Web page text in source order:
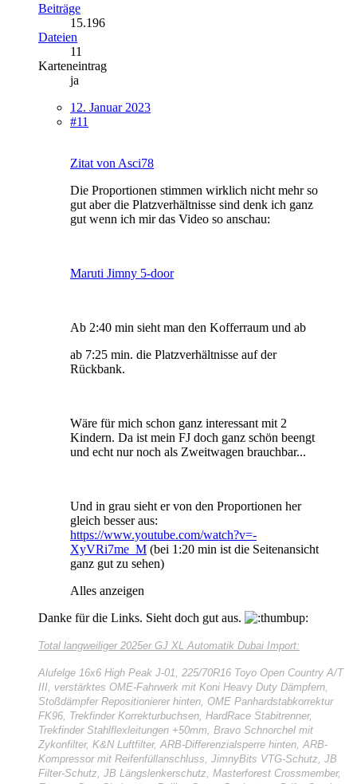
Beiträge
15.196
Dateien
11
Karteneintrag
ja
12. Januar 2023
#11
Zitat von Asci78
Die Proportionen stimmen wirklich nicht mehr so
gut aber die Platzverhältnisse sind denk ich ganz
gut wenn ich mir das Video so anschau:
Maruti Jimny 5-door
Ab 2:40 min sieht man den Kofferraum und ab
ab 7:25 min. die Platzverhältnisse auf der
Rückbank.
Wäre für mich schon ganz interessant mit 2
Kindern. Da ist mein FJ doch ganz schön beengt
und echt nur noch als Zweitwagen brauchbar...
Und in grau sieht er von den Proportionen her
gleich besser aus:
https://www.youtube.com/watch?v=-
XyVRi7me_M (bei 1:20 min ist die Seitenansicht
ganz gut zu sehen)
Alles anzeigen
Danke für die Links. Sieht doch gut aus.
Total langweiliger 2025er GJ XL Automatik Dubai Import:
Alufelge 16x6 High Peak J-01, 225/70R16 Toyo Open Country A/T
III, verstärktes OME-Fahrwerk mit Koni Heavy Duty Dämpfern,
Stoßdämpfer Repositionierer hinten, OME Panhardstabkorrektur
FK96, Trekfinder Korrekturbuchsen, HardRace Stabitrenner,
Trekfinder Stahlflexleitungen +50mm, Bravo Schnorchel mit
Zykonfilter, K&N Luftfilter, ARB-Differenzialsperre hinten, ARB-
Kompressor mit Reifenfüllanschluss, JimnyBits VTG-Schutz, JB
Filter-Schutz, JB Längslenkerschutz, Masterforest Crossmember,